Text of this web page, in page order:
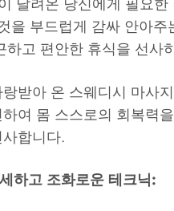
을 부드럽게 감싸 안아주
하고 편안한 휴식을 선사
받아 온 스웨디시 마사
여 몸 스스로의 회복력
합니다.
하고 조화로운 테크닉: